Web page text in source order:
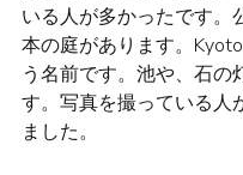
いる人が多かったです。
本の庭があります。
う名前です。池や、石の
す。写真を撮っている人
ました。